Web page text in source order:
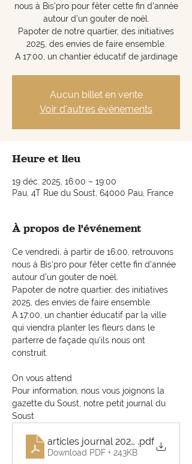
nous à Bis'pro pour fêter cette fin d'année
autour d'un gouter de noël.
Papoter de notre quartier, des initiatives
2025, des envies de faire ensemble.
A 17:00, un chantier éducatif de jardinage
Aucun billet en vente
Voir d'autres événements
Heure et lieu
19 déc. 2025, 16:00 – 19:00
Pau, 4T Rue du Soust, 64000 Pau, France
À propos de l'événement
Ce vendredi, à partir de 16:00, retrouvons
nous à Bis'pro pour fêter cette fin d'année
autour d'un gouter de noël.
Papoter de notre quartier, des initiatives
2025, des envies de faire ensemble.
A 17:00, un chantier éducatif par la ville
qui viendra planter les fleurs dans le
parterre de façade qu'ils nous ont
construit.
On vous attend
Pour information, nous vous joignons la
gazette du Soust, notre petit journal du
Soust
articles journal 2025 12 15
.pdf
Download PDF • 243KB